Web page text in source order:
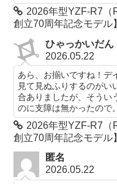
2026年型YZF-R7（
創立70周年記念モデル】
ひゃっかいだん
2026.05.22
あら、お揃いですね！デ
見て見ぬふりするのがい
合ありましたが、そうい
のに支障は無かったので
2026年型YZF-R7（
創立70周年記念モデル】
匿名
2026.05.22